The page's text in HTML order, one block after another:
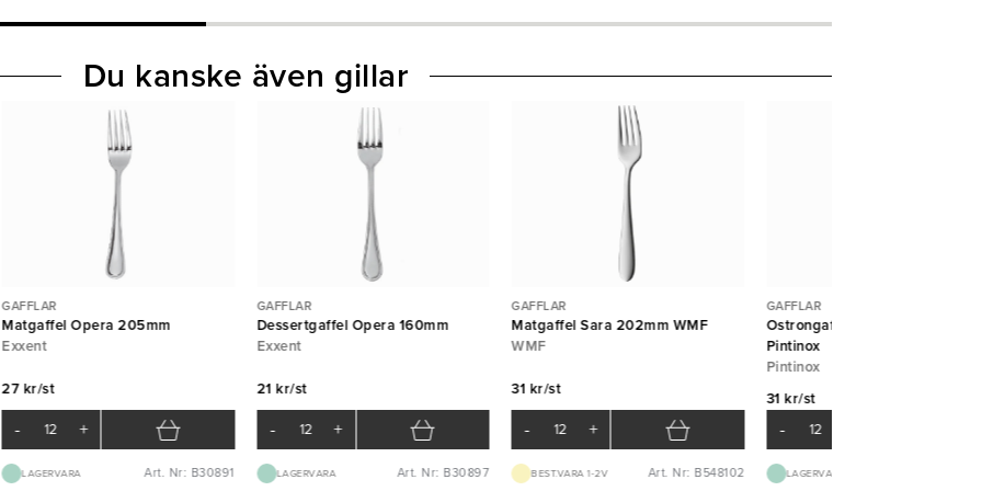
GAFFLAR
Matgaffel Opera 205mm
Exxent
27 kr/st
- +
LAGERVARA Art. Nr: B30891
GAFFLAR
Dessertgaffel Opera 160mm
Exxent
21 kr/st
- +
LAGERVARA Art. Nr: B30897
GAFFLAR
Matgaffel Sara 202mm WMF
WMF
31 kr/st
- +
BEST.VARA 1-2V Art. Nr: B548102
GAFFLAR
Ostrongaffel Pitagora 125mm
Pintinox
Pintinox
31 kr/st
-
LAGERVARA
Du kanske även gillar